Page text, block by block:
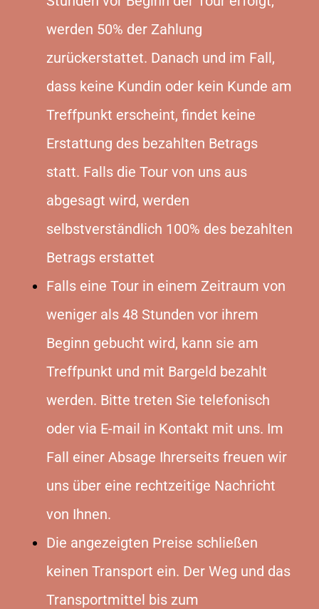
werden 50% der Zahlung
zurückerstattet. Danach und im Fall,
dass keine Kundin oder kein Kunde am
Treffpunkt erscheint, findet keine
Erstattung des bezahlten Betrags
statt. Falls die Tour von uns aus
abgesagt wird, werden
selbstverständlich 100% des bezahlten
Betrags erstattet
Falls eine Tour in einem Zeitraum von
weniger als 48 Stunden vor ihrem
Beginn gebucht wird, kann sie am
Treffpunkt und mit Bargeld bezahlt
werden. Bitte treten Sie telefonisch
oder via E-mail in Kontakt mit uns. Im
Fall einer Absage Ihrerseits freuen wir
uns über eine rechtzeitige Nachricht
von Ihnen.
Die angezeigten Preise schließen
keinen Transport ein. Der Weg und das
Transportmittel bis zum